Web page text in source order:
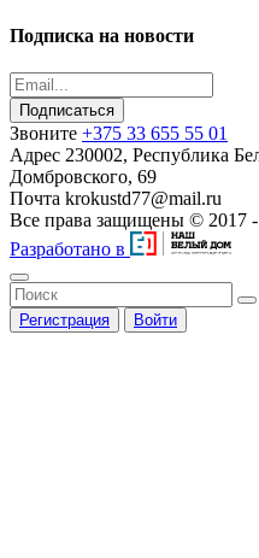
Подписка на новости
Подписаться
Звоните +375 33 655 55 01
Адрес 230002, Республика
Домбровского, 69
Почта krokustd77@mail.ru
Все права защищены © 2017
Разработано в
Регистрация Войти